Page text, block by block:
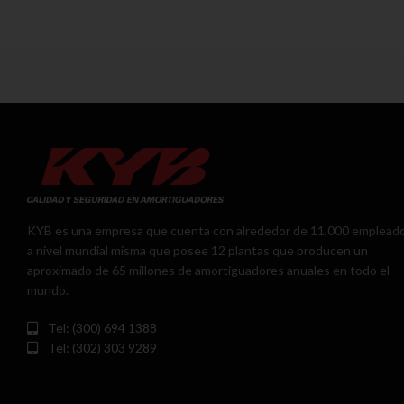
KYB es una empresa que cuenta con alrededor de 11,000
a nivel mundial misma que posee 12 plantas que producen un
aproximado de 65 millones de amortiguadores anuales en todo el
mundo.
Tel: (300) 694 1388
Tel: (302) 303 9289